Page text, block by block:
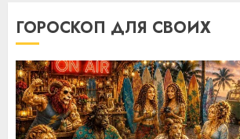
ГОРОСКОП ДЛЯ СВОИХ